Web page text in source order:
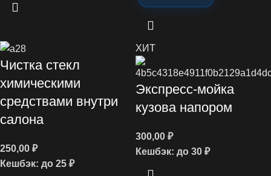
Чистка стекл
химическими
средствами внутри
салона
250,00 ₽
Кешбэк: до 25 ₽
ХИТ
Экспресс-мойка
кузова напором
300,00 ₽
Кешбэк: до 30 ₽